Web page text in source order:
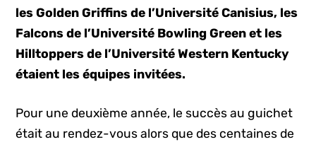
les Golden Griffins de l’Université Canisius, les
Falcons de l’Université Bowling Green et les
Hilltoppers de l’Université Western Kentucky
étaient les équipes invitées.
Pour une deuxième année, le succès au guichet
était au rendez-vous alors que des centaines de